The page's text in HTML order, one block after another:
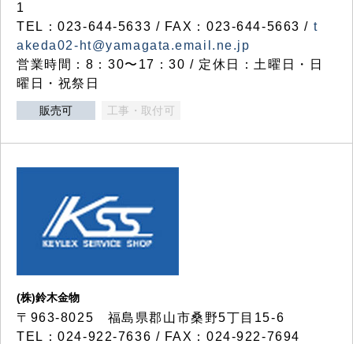
1
TEL：023-644-5633 / FAX：023-644-5663 / t
akeda02-ht@yamagata.email.ne.jp
営業時間：8：30〜17：30 / 定休日：土曜日・日
曜日・祝祭日
販売可 工事・取付可
(株)鈴木金物
〒963-8025 福島県郡山市桑野5丁目15-6
TEL：024-922-7636 / FAX：024-922-7694